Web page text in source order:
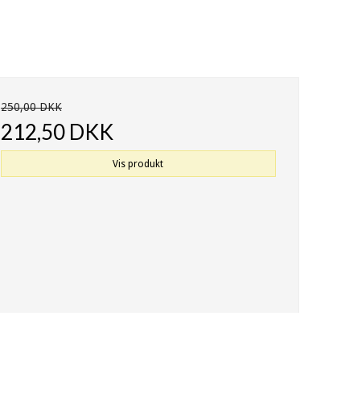
250,00 DKK
212,50 DKK
Vis produkt